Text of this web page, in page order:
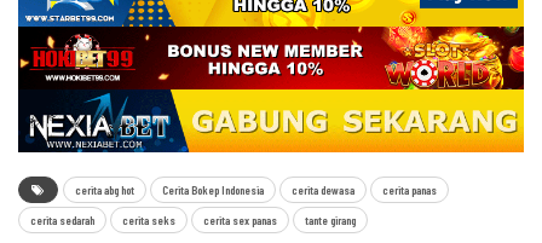
cerita abg hot Cerita Bokep Indonesia cerita dewasa cerita panas
cerita sedarah cerita seks cerita sex panas tante girang